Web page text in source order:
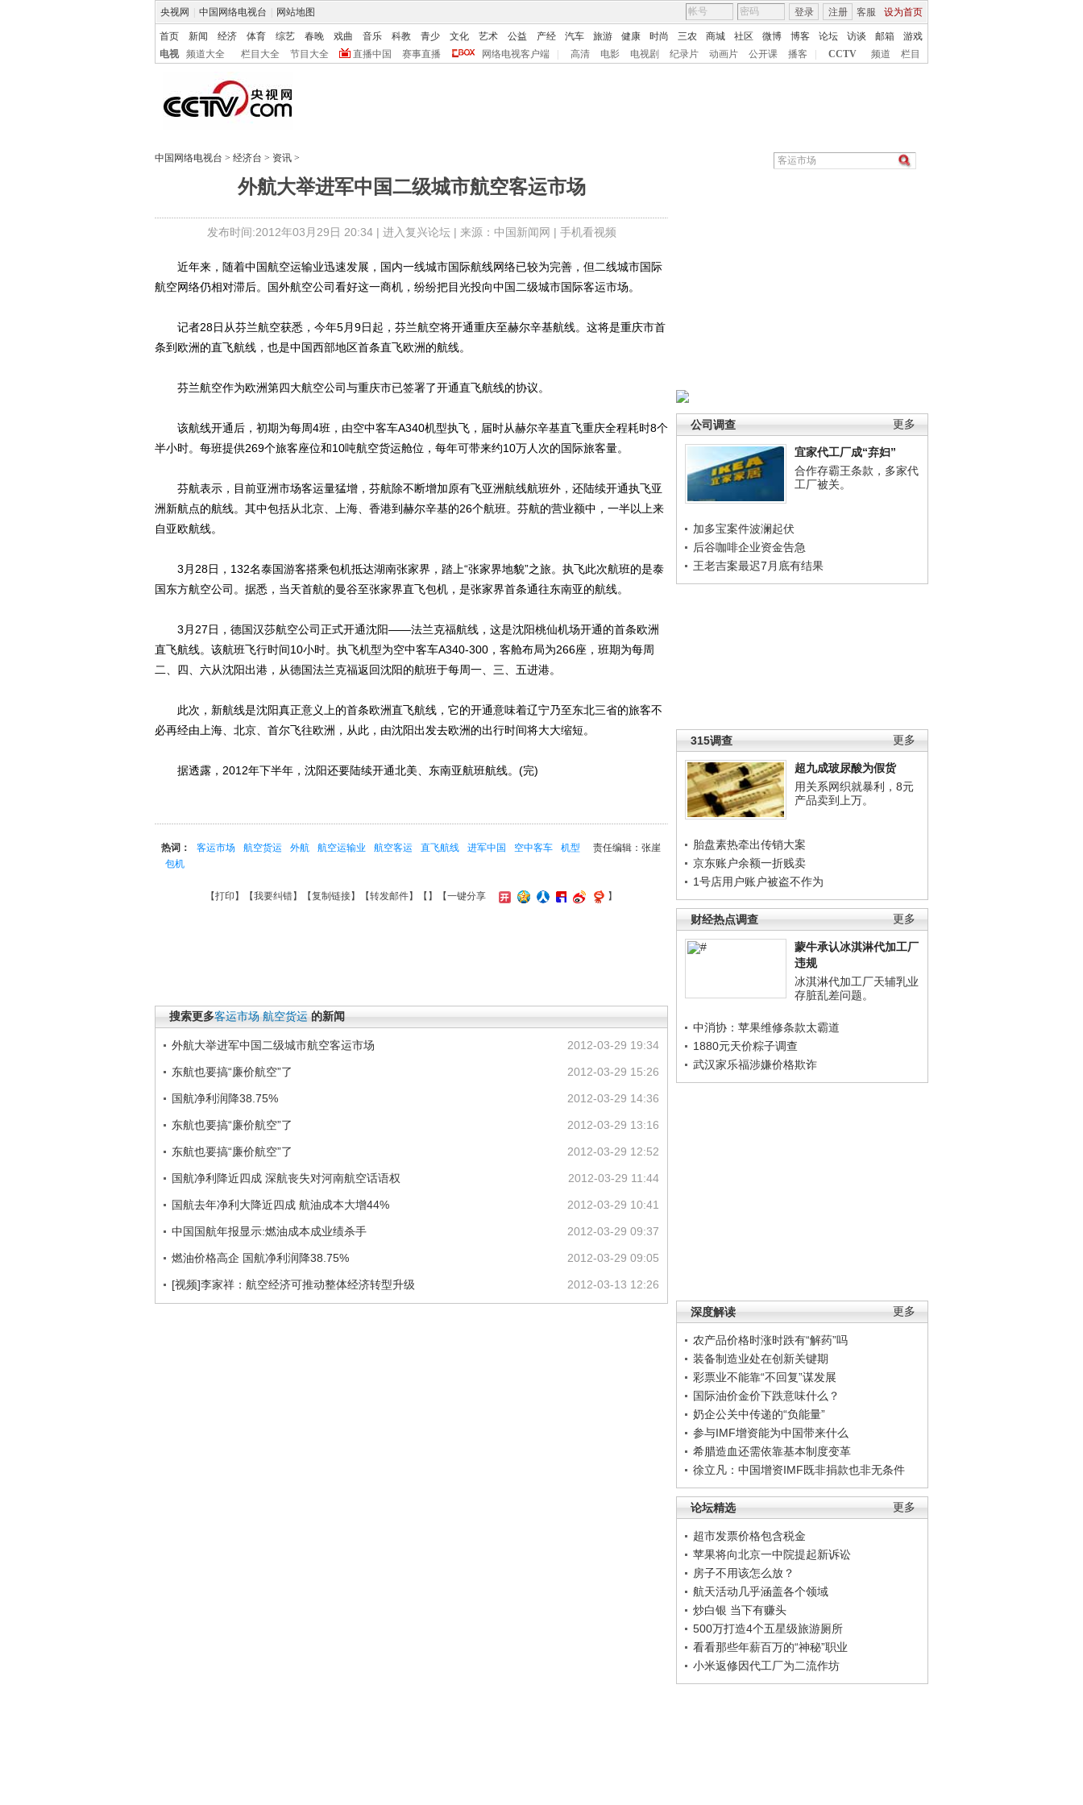
央视网 中国网络电视台 网站地图 客服 设为首页
登录 注册
首页 新闻 经济 体育 综艺 春晚 戏曲 音乐 科教 青少 文化 艺术 公益 产经 汽车 旅游 健康 时尚 三农 商城 社区 微博 博客 论坛 访谈 邮箱
游戏
电视
频道大全 栏目大全 节目大全 直播中国 赛事直播 网络电视客户端 高清 电影 电视剧 纪录片 动画片 公开课 播客 CCTV 频道 栏目
中国网络电视台 > 经济台 > 资讯 >
外航大举进军中国二级城市航空客运市场
发布时间:2012年03月29日 20:34 | 进入复兴论坛| 来源：中国新闻网 | 手机看视频
更多
公司调查
宜家代工厂成“弃妇”
合作存霸王条款，多家代
工厂被关。
加多宝案件波澜起伏
后谷咖啡企业资金告急
王老吉案最迟7月底有结果
更多
315调查
超九成玻尿酸为假货
用关系网织就暴利，8元
产品卖到上万。
胎盘素热牵出传销大案
京东账户余额一折贱卖
1号店用户账户被盗不作为
更多
财经热点调查
蒙牛承认冰淇淋代加工厂
违规
冰淇淋代加工厂天辅乳业
存脏乱差问题。
中消协：苹果维修条款太霸道
1880元天价粽子调查
武汉家乐福涉嫌价格欺诈
更多
深度解读
农产品价格时涨时跌有“解药”吗
装备制造业处在创新关键期
彩票业不能靠“不回复”谋发展
国际油价金价下跌意味什么？
奶企公关中传递的“负能量”
参与IMF增资能为中国带来什么
希腊造血还需依靠基本制度变革
徐立凡：中国增资IMF既非捐款也非无条件
更多
论坛精选
超市发票价格包含税金
苹果将向北京一中院提起新诉讼
房子不用该怎么放？
航天活动几乎涵盖各个领域
炒白银 当下有赚头
500万打造4个五星级旅游厕所
看看那些年薪百万的“神秘”职业
小米返修因代工厂为二流作坊
近年来，随着中国航空运输业迅速发展，国内一线城市国际航线网络已较为完善，但二线城市国际
航空网络仍相对滞后。国外航空公司看好这一商机，纷纷把目光投向中国二级城市国际客运市场。
记者28日从芬兰航空获悉，今年5月9日起，芬兰航空将开通重庆至赫尔辛基航线。这将是重庆市首
条到欧洲的直飞航线，也是中国西部地区首条直飞欧洲的航线。
芬兰航空作为欧洲第四大航空公司与重庆市已签署了开通直飞航线的协议。
该航线开通后，初期为每周4班，由空中客车A340机型执飞，届时从赫尔辛基直飞重庆全程耗时8个
半小时。每班提供269个旅客座位和10吨航空货运舱位，每年可带来约10万人次的国际旅客量。
芬航表示，目前亚洲市场客运量猛增，芬航除不断增加原有飞亚洲航线航班外，还陆续开通执飞亚
洲新航点的航线。其中包括从北京、上海、香港到赫尔辛基的26个航班。芬航的营业额中，一半以上来
自亚欧航线。
3月28日，132名泰国游客搭乘包机抵达湖南张家界，踏上“张家界地貌”之旅。执飞此次航班的是泰
国东方航空公司。据悉，当天首航的曼谷至张家界直飞包机，是张家界首条通往东南亚的航线。
3月27日，德国汉莎航空公司正式开通沈阳——法兰克福航线，这是沈阳桃仙机场开通的首条欧洲
直飞航线。该航班飞行时间10小时。执飞机型为空中客车A340-300，客舱布局为266座，班期为每周
二、四、六从沈阳出港，从德国法兰克福返回沈阳的航班于每周一、三、五进港。
此次，新航线是沈阳真正意义上的首条欧洲直飞航线，它的开通意味着辽宁乃至东北三省的旅客不
必再经由上海、北京、首尔飞往欧洲，从此，由沈阳出发去欧洲的出行时间将大大缩短。
据透露，2012年下半年，沈阳还要陆续开通北美、东南亚航班航线。(完)
责任编辑：张崖
热词： 客运市场 航空货运 外航 航空运输业 航空客运 直飞航线 进军中国 空中客车
机型
包机
【打印 】【我要纠错】【复制链接】【转发邮件】【 】 【一键分享 】
搜索更多客运市场 航空货运 的新闻
2012-03-29 19:34
外航大举进军中国二级城市航空客运市场
2012-03-29 15:26
东航也要搞“廉价航空”了
2012-03-29 14:36
国航净利润降38.75%
2012-03-29 13:16
东航也要搞“廉价航空”了
2012-03-29 12:52
东航也要搞“廉价航空”了
2012-03-29 11:44
国航净利降近四成 深航丧失对河南航空话语权
2012-03-29 10:41
国航去年净利大降近四成 航油成本大增44%
2012-03-29 09:37
中国国航年报显示:燃油成本成业绩杀手
2012-03-29 09:05
燃油价格高企 国航净利润降38.75%
2012-03-13 12:26
[视频]李家祥：航空经济可推动整体经济转型升级